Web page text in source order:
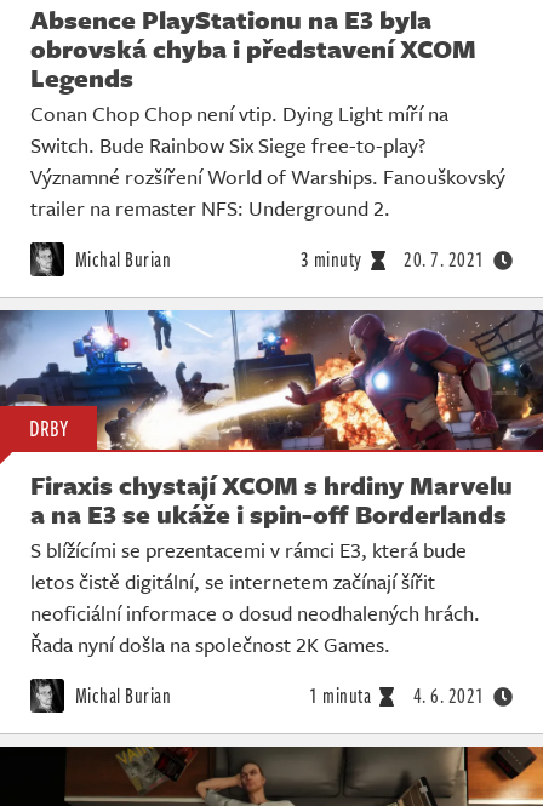
Absence PlayStationu na E3 byla
obrovská chyba i představení XCOM
Legends
Conan Chop Chop není vtip. Dying Light míří na
Switch. Bude Rainbow Six Siege free-to-play?
Významné rozšíření World of Warships. Fanouškovský
trailer na remaster NFS: Underground 2.
Michal Burian 3 minuty 20. 7. 2021
DRBY
Firaxis chystají XCOM s hrdiny Marvelu
a na E3 se ukáže i spin-off Borderlands
S blížícími se prezentacemi v rámci E3, která bude
letos čistě digitální, se internetem začínají šířit
neoficiální informace o dosud neodhalených hrách.
Řada nyní došla na společnost 2K Games.
Michal Burian 1 minuta 4. 6. 2021